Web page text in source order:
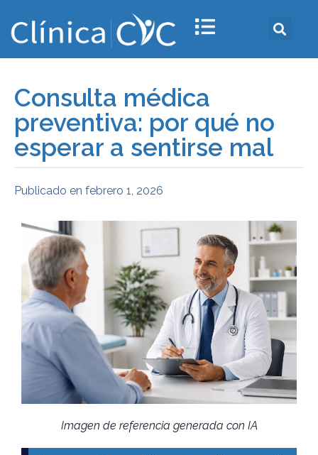
Consulta médica
preventiva: por qué no
esperar a sentirse mal
Publicado en febrero 1, 2026
Imagen de referencia generada con IA